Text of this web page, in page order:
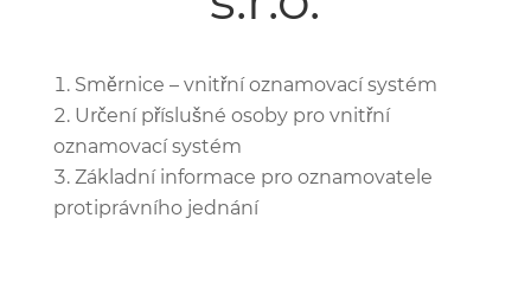
Směrnice – vnitřní oznamovací systém
Určení příslušné osoby pro vnitřní
oznamovací systém
Základní informace pro oznamovatele
protiprávního jednání